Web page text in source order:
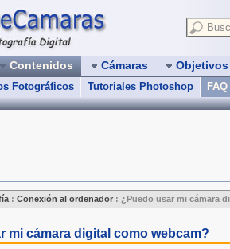
Contenidos
Fotográficos Tutoriales Photoshop
Cámaras Objetivos
: Conexión al ordenador : ¿Puedo usar mi cámara
mi cámara digital como webcam?